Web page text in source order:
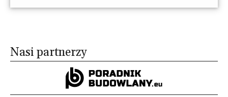
Nasi partnerzy